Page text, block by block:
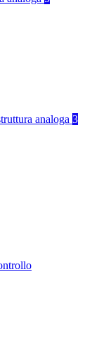
analoga 3